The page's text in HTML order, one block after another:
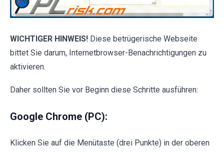
WICHTIGER HINWEIS! Diese betrügerische Webseite
bittet Sie darum, Internetbrowser-Benachrichtigungen zu
aktivieren.
Daher sollten Sie vor Beginn diese Schritte ausführen:
Google Chrome (PC):
Klicken Sie auf die Menütaste (drei Punkte) in der oberen